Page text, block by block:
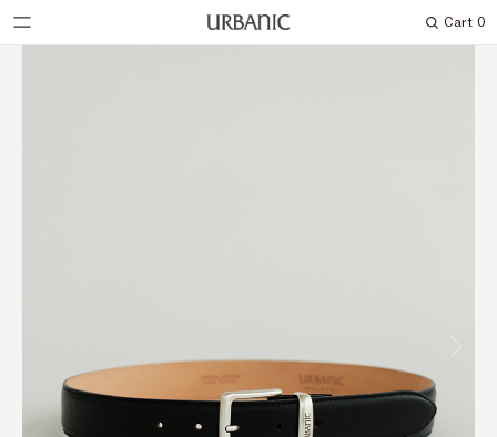
Search
Cart 0